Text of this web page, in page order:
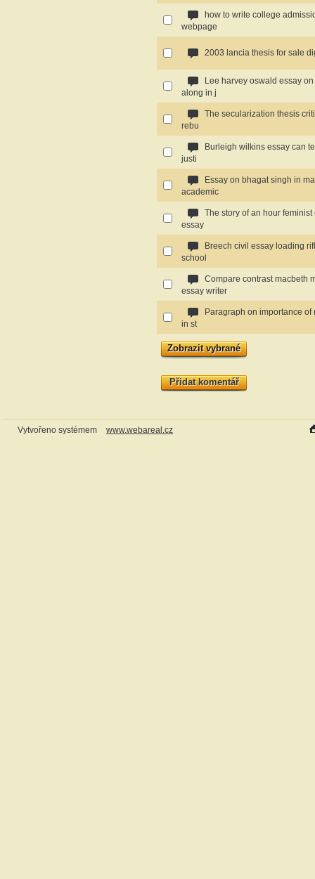
how to write college
webpage
2003 lancia thesis for sale
Lee harvey oswald essay
along in j
The secularization thesis
rebu
Burleigh wilkins essay can
justi
Essay on bhagat singh in
academic
The story of an hour feminist
essay
Breech civil essay loading
school
Compare contrast macbeth
essay writer
Paragraph on importance of
in st
Přidat komentář
Vytvořeno systémem www.webareal.cz